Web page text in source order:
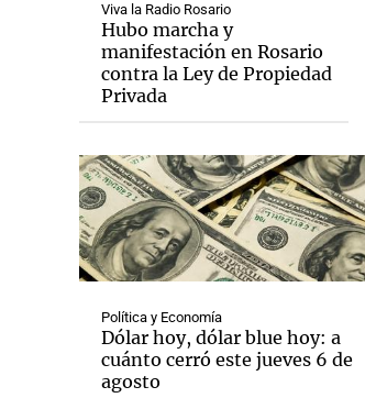
Viva la Radio Rosario
Hubo marcha y
manifestación en Rosario
contra la Ley de Propiedad
Privada
Política y Economía
Dólar hoy, dólar blue hoy: a
cuánto cerró este jueves 6 de
agosto
Notas